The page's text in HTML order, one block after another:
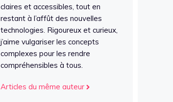
claires et accessibles, tout en
restant à l’affût des nouvelles
technologies. Rigoureux et curieux,
j’aime vulgariser les concepts
complexes pour les rendre
compréhensibles à tous.
Articles du même auteur